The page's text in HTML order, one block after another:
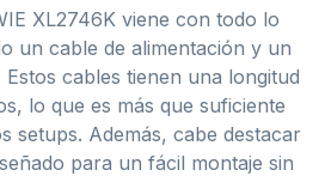
XL2746K viene con todo lo
un cable de alimentación y un
cables tienen una longitud
lo que es más que suficiente
setups. Además, cabe destacar
para un fácil montaje sin